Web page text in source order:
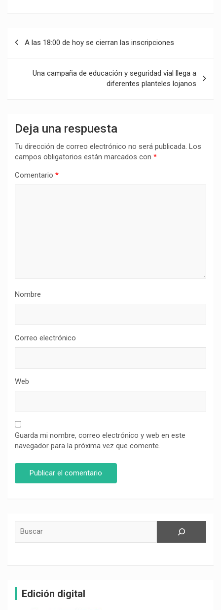
entradas
A las 18:00 de hoy se cierran las inscripciones
Una campaña de educación y seguridad vial llega a
diferentes planteles lojanos
Deja una respuesta
Tu dirección de correo electrónico no será publicada. Los
campos obligatorios están marcados con *
Comentario *
Nombre
Correo electrónico
Web
Guarda mi nombre, correo electrónico y web en este
navegador para la próxima vez que comente.
Edición digital